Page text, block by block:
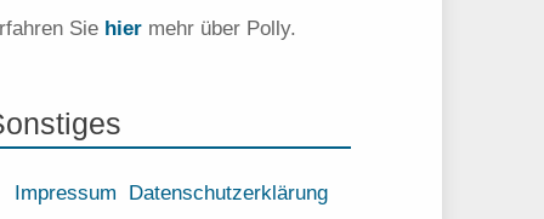
Sie hier mehr über Polly.
Impressum Datenschutzerklärung